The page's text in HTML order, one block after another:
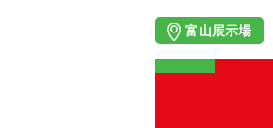
富山展示場